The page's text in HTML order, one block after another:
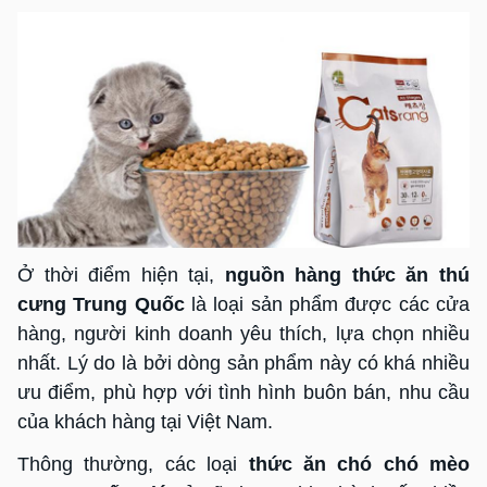
Ở thời điểm hiện tại, nguồn hàng thức ăn thú
cưng Trung Quốclà loại sản phẩm được các cửa
hàng, người kinh doanh yêu thích, lựa chọn nhiều
nhất. Lý do là bởi dòng sản phẩm này có khá nhiều
ưu điểm, phù hợp với tình hình buôn bán, nhu cầu
của khách hàng tại Việt Nam.
Thông thường, các loại thức ăn chó chó mèo